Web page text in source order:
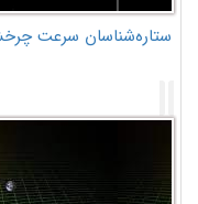
ستاره‌شناسان سرعت